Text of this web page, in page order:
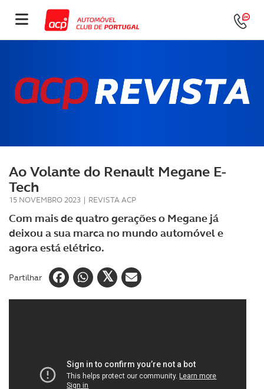
Ao Volante do Renault Megane E-
Tech
15 NOVEMBRO 2023 | REVISTA ACP
Com mais de quatro gerações o Megane já
deixou a sua marca no mundo automóvel e
agora está elétrico.
Partilhar